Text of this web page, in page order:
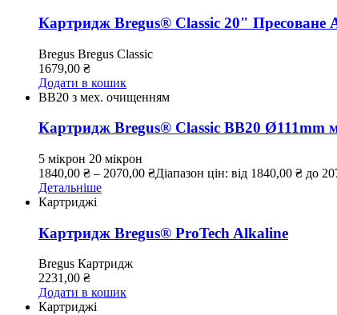
Картридж Bregus® Classic 20" Пресоване
Bregus Bregus Classic
1679,00 ₴
Додати в кошик
ВВ20 з мех. очищенням
Картридж Bregus® Classic BB20 Ø111mm
5 мікрон 20 мікрон
1840,00 ₴ – 2070,00 ₴Діапазон цін: від 1840,00 ₴ до
Детальніше
Картриджі
Картридж Bregus® ProTech Alkaline
Bregus Картридж
2231,00 ₴
Додати в кошик
Картриджі